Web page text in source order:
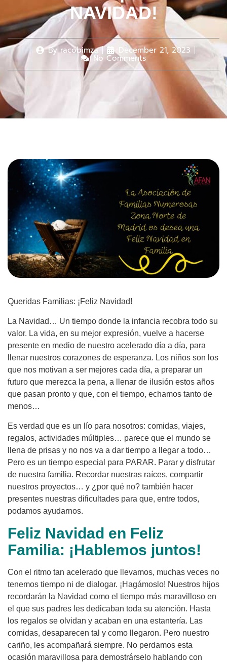
NAVIDAD!
Byracobimza December 21, 2023
No Comments
Queridas Familias: ¡Feliz Navidad!
La Navidad… Un tiempo donde la infancia recobra todo su
valor. La vida, en su mejor expresión, vuelve a hacerse
presente en medio de nuestro acelerado día a día, para
llenar nuestros corazones de esperanza. Los niños son los
que nos motivan a ser mejores cada día, a preparar un
futuro que merezca la pena, a llenar de ilusión estos años
que pasan pronto y que, con el tiempo, echamos tanto de
menos…
Es verdad que es un lío para nosotros: comidas, viajes,
regalos, actividades múltiples… parece que el mundo se
llena de prisas y no nos va a dar tiempo a llegar a todo…
Pero es un tiempo especial para PARAR. Parar y disfrutar
de nuestra familia. Recordar nuestras raíces, compartir
nuestros proyectos… y ¿por qué no? también hacer
presentes nuestras dificultades para que, entre todos,
podamos ayudarnos.
Feliz Navidad en Feliz
Familia: ¡Hablemos juntos!
Con el ritmo tan acelerado que llevamos, muchas veces no
tenemos tiempo ni de dialogar. ¡Hagámoslo! Nuestros hijos
recordarán la Navidad como el tiempo más maravilloso en
el que sus padres les dedicaban toda su atención. Hasta
los regalos se olvidan y acaban en una estantería. Las
comidas, desaparecen tal y como llegaron. Pero nuestro
cariño, les acompañará siempre. No perdamos esta
ocasión maravillosa para demostrárselo hablando con